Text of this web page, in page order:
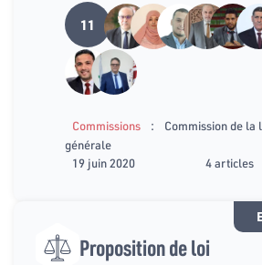
11
Commissions :
Commission de la
générale
19 juin 2020
4 articles
Proposition de loi